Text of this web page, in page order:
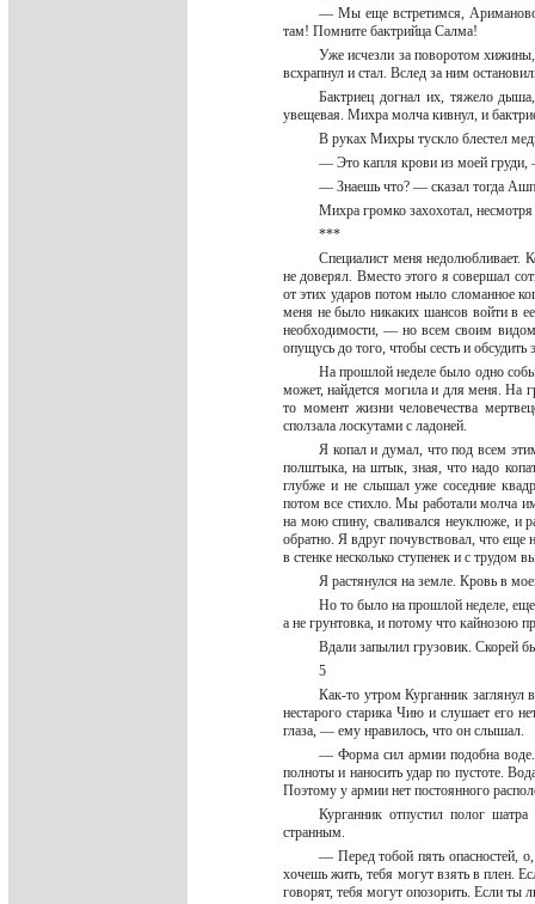
— Мы еще встретимся,
там! Помните бактрийца Салма!
Уже исчезли за поворотом хижины,
всхрапнул и стал. Вслед за ним
Бактриец догнал их, тяжело
увещевая. Михра молча кивнул, и
В руках Михры тускло блестел
— Это капля крови из моей
— Знаешь что? — сказал тогда
Михра громко захохотал,
***
Специалист меня недолюбливает.
не доверял. Вместо этого я совершал
от этих ударов потом ныло сломанное
меня не было никаких шансов войти в
необходимости, — но всем своим видом
опущусь до того, чтобы сесть и
На прошлой неделе было одно
может, найдется могила и для меня. На
то момент жизни человечества
сползала лоскутами с ладоней.
Я копал и думал, что под всем
полштыка, на штык, зная, что надо
глубже и не слышал уже соседние
потом все стихло. Мы работали молча
на мою спину, сваливался неуклюже, и
обратно. Я вдруг почувствовал, что еще
в стенке несколько ступенек и с трудом
Я растянулся на земле. Кровь в
Но то было на прошлой неделе,
а не грунтовка, и потому что кайнозою
Вдали запылил грузовик. Скорей
5
Как-то утром Курганник заглянул
нестарого старика Чию и слушает его
глаза, — ему нравилось, что он слышал.
— Форма сил армии подобна
полноты и наносить удар по пустоте.
Поэтому у армии нет постоянного
Курганник отпустил полог
странным.
— Перед тобой пять опасностей,
хочешь жить, тебя могут взять в плен.
говорят, тебя могут опозорить. Если ты